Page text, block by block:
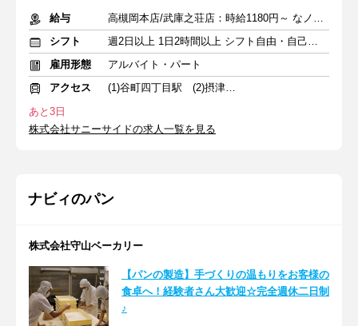
給与
高槻岡本店/武庫之荘店：時給1180円～ なノにわ店：時給1200円～
シフト
週2日以上 1日2時間以上 シフト自由・自己申告
雇用形態
アルバイト・パート
アクセス
(1)谷町四丁目駅 (2)摂津富田駅 (3)武庫之荘駅
あと3日
株式会社サニーサイドの求人一覧を見る
ナビィのパン
株式会社守山ベーカリー
【パンの製造】手づくりの温もりをお客様の
食卓へ！経験者さん大歓迎☆完全週休二日制
♪